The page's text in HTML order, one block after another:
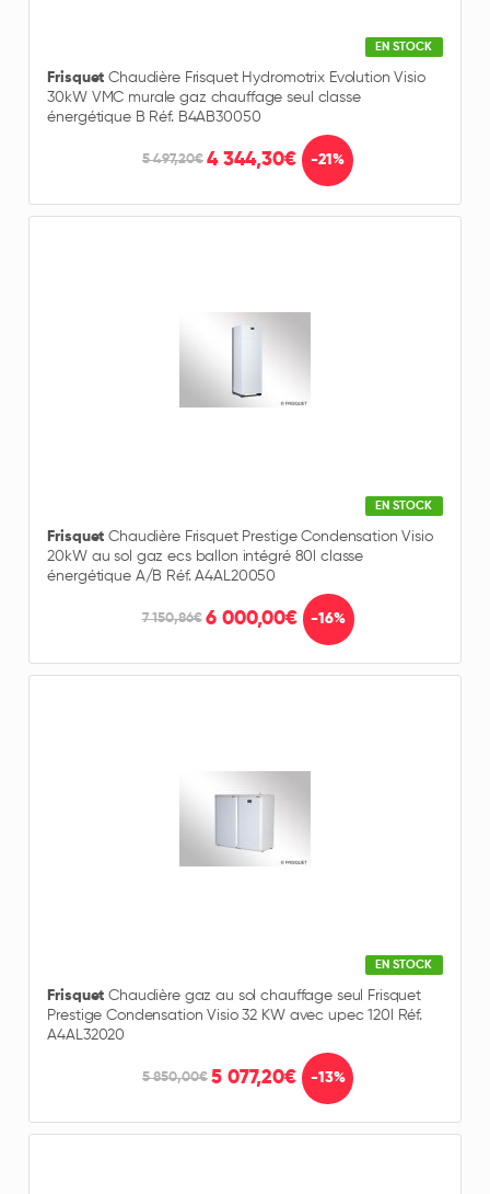
EN STOCK
Frisquet Chaudière Frisquet Hydromotrix Evolution Visio
30kW VMC murale gaz chauffage seul classe
énergétique B Réf. B4AB30050
5 497,20€ 4 344,30€ -21%
EN STOCK
Frisquet Chaudière Frisquet Prestige Condensation Visio
20kW au sol gaz ecs ballon intégré 80l classe
énergétique A/B Réf. A4AL20050
7 150,86€ 6 000,00€ -16%
EN STOCK
Frisquet Chaudière gaz au sol chauffage seul Frisquet
Prestige Condensation Visio 32 KW avec upec 120l Réf.
A4AL32020
5 850,00€ 5 077,20€ -13%